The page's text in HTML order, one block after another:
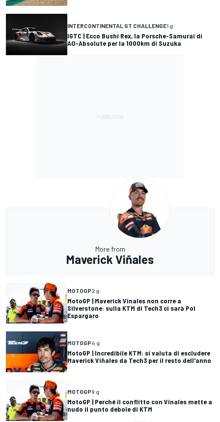
INTERCONTINENTAL GT CHALLENGE1 g
IGTC | Ecco Bushi Rex, la Porsche-Samurai di
AO-Absolute per la 1000km di Suzuka
More from
Maverick Viñales
MOTOGP2 g
MotoGP | Maverick Vinales non corre a
Silverstone: sulla KTM di Tech3 ci sarà Pol
Espargaro
MOTOGP4 g
MotoGP | Incredibile KTM: si valuta di escludere
Maverick Viñales da Tech3 per il resto dell'anno
MOTOGP9 g
MotoGP | Perché il conflitto con Vinales mette a
nudo il punto debole di KTM